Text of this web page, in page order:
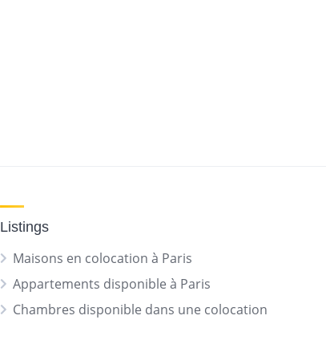
Listings
Maisons en colocation à Paris
Appartements disponible à Paris
Chambres disponible dans une colocation